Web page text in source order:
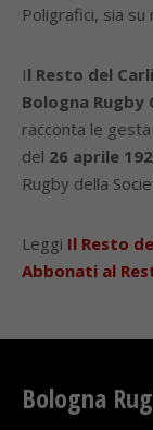
Poligrafici, sia
Il Resto del
Bologna Rugby
racconta le
del 26 aprile
Rugby della
Leggi Il Resto
Abbonati al
Bologna